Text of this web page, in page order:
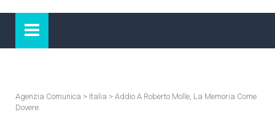
Agenzia Comunica > Italia > Addio A Roberto Molle, La Memoria Come
Dovere